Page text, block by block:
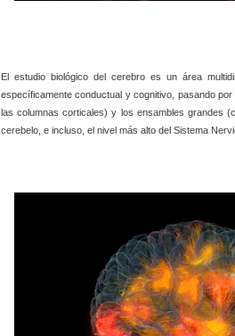
El estudio biológico del cerebro es un área
específicamente conductual y cognitivo, pasando
las columnas corticales) y los ensambles grandes
cerebelo, e incluso, el nivel más alto del Sistema